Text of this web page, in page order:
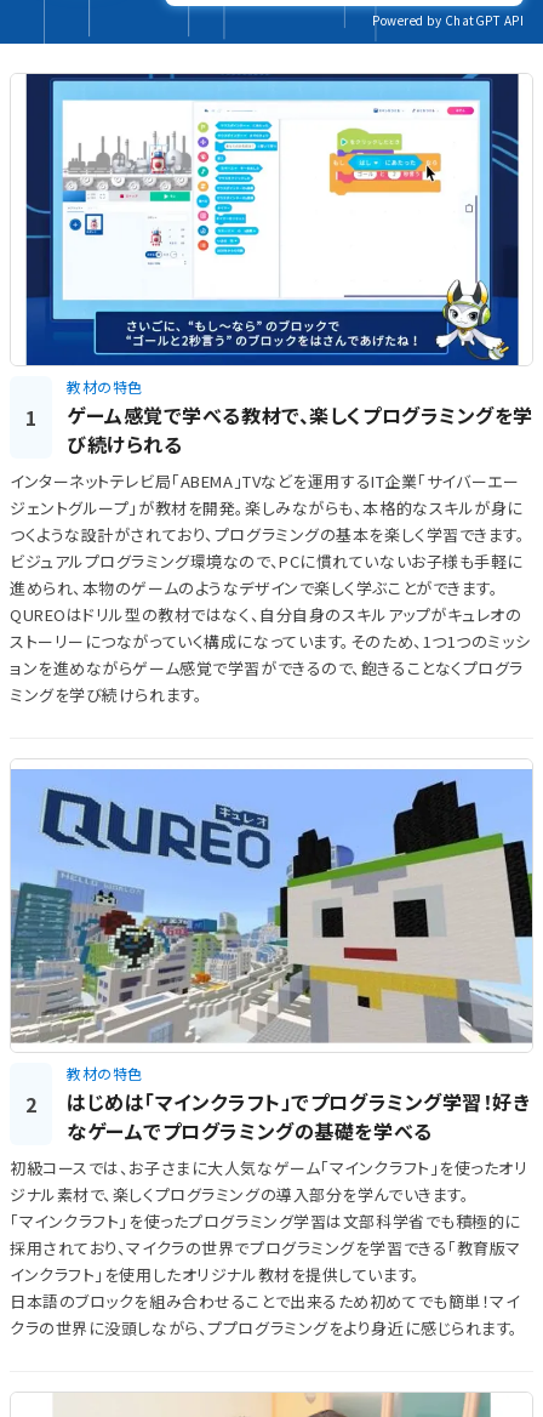
Powered by ChatGPT API
1
教材の特色
ゲーム感覚で学べる教材で、楽しくプログラミングを学
び続けられる
インターネットテレビ局「ABEMA」TVなどを運用するIT企業「サイバーエー
ジェントグループ」が教材を開発。楽しみながらも、本格的なスキルが身に
つくような設計がされており、プログラミングの基本を楽しく学習できます。
ビジュアルプログラミング環境なので、PCに慣れていないお子様も手軽に
進められ、本物のゲームのようなデザインで楽しく学ぶことができます。
QUREOはドリル型の教材ではなく、自分自身のスキルアップがキュレオの
ストーリーにつながっていく構成になっています。そのため、1つ1つのミッシ
ョンを進めながらゲーム感覚で学習ができるので、飽きることなくプログラ
ミングを学び続けられます。
2
教材の特色
はじめは「マインクラフト」でプログラミング学習！好き
なゲームでプログラミングの基礎を学べる
初級コースでは、お子さまに大人気なゲーム「マインクラフト」を使ったオリ
ジナル素材で、楽しくプログラミングの導入部分を学んでいきます。
「マインクラフト」を使ったプログラミング学習は文部科学省でも積極的に
採用されており、マイクラの世界でプログラミングを学習できる「教育版マ
インクラフト」を使用したオリジナル教材を提供しています。
日本語のブロックを組み合わせることで出来るため初めてでも簡単！マイ
クラの世界に没頭しながら、ププログラミングをより身近に感じられます。